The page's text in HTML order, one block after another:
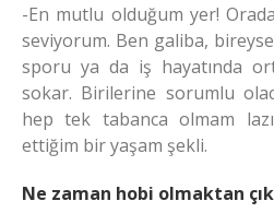
-En mutlu olduğum yer!
seviyorum. Ben galiba,
sporu ya da iş hayatında
sokar. Birilerine sorumlu
hep tek tabanca olmam
ettiğim bir yaşam şekli.
Ne zaman hobi olmaktan